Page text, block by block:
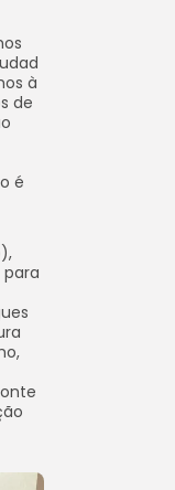
à
de
é
para